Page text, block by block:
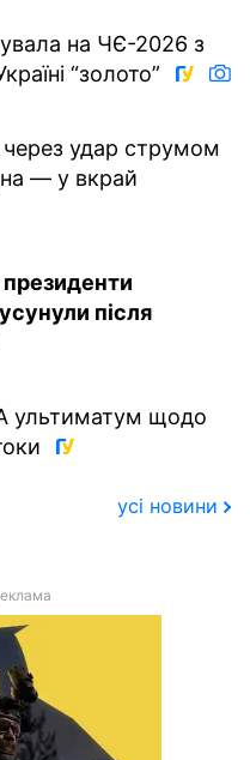
на ЧЄ-2026 з
“золото”
удар струмом
— у вкрай
президенти
після
ультиматум щодо
усі новини